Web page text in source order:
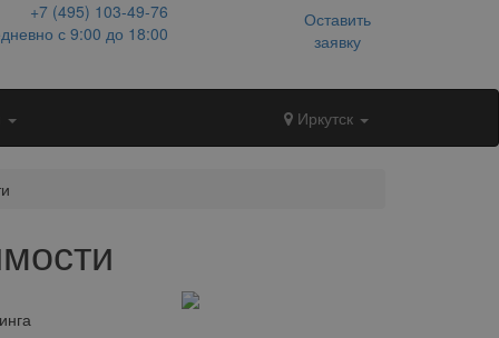
+7 (495) 103-49-76
с 9:00 до 18:00
Оставить
заявку
Иркутск